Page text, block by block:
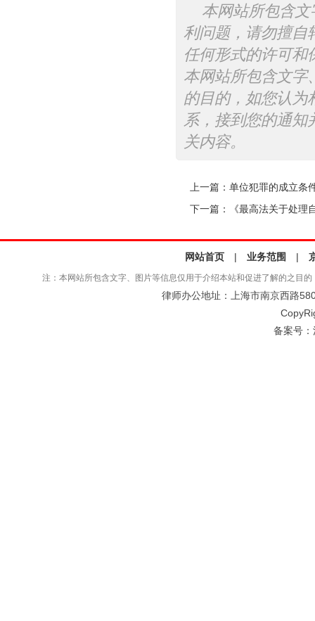
本网站所包含
利问题，请勿擅自
任何形式的许可和
本网站所包含文字
的目的，如您认为
系，接到您的通知
关内容。
上一篇： 单位犯罪的成立条
下一篇： 《最高法关于处
网站首页 | 业务范围 |
注：本网站所包含文字、图片等信息仅用于介绍本站和促进了解的之目
律师办公地址：上海市南京西路
备案号：